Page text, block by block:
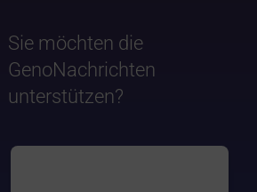
Sie möchten die
GenoNachrichten
unterstützen?